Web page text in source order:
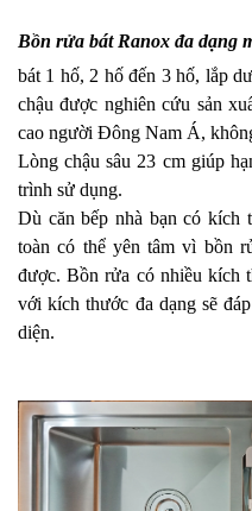
Bồn rửa bát Ranox đa dạng
bát 1 hố, 2 hố đến 3 hố, lắp
chậu được nghiên cứu sản
cao người Đông Nam Á,
Lòng chậu sâu 23 cm giúp
trình sử dụng.
Dù căn bếp nhà bạn có kích
toàn có thể yên tâm vì bồn
được. Bồn rửa có nhiều kích
với kích thước đa dạng sẽ
diện.